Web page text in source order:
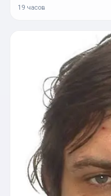
19 часов